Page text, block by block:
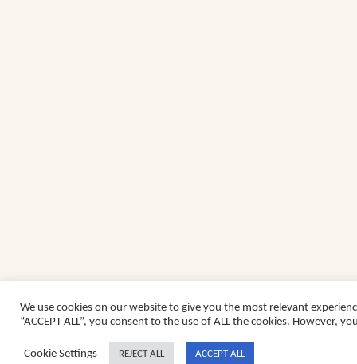
We use cookies on our website to give you the most relevant
“ACCEPT ALL”, you consent to the use of ALL the cookies. However,
Cookie Settings REJECT ALL ACCEPT ALL